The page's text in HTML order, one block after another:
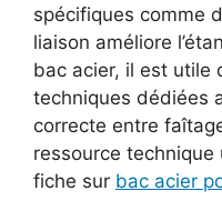
spécifiques comme
liaison améliore
bac acier, il est utile
techniques dédiées
correcte entre
ressource
fiche sur bac acier